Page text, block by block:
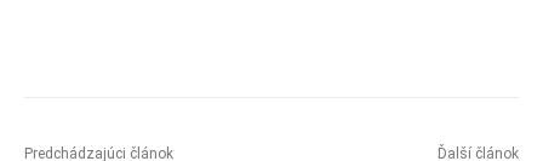
Predchádzajúci článok Ďalší článok